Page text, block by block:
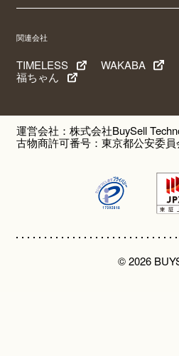
関連会社
TIMELESS WAKABA
福ちゃん
運営会社：株式会社BuySell
古物商許可番号：東京都公安委
© 2026